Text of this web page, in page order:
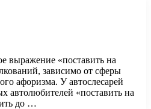
выражение «поставить на
зависимо от сферы
афоризма. У автослесарей
автолюбителей «поставить на
до …